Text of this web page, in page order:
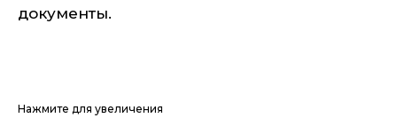
документы.
Нажмите для увеличения